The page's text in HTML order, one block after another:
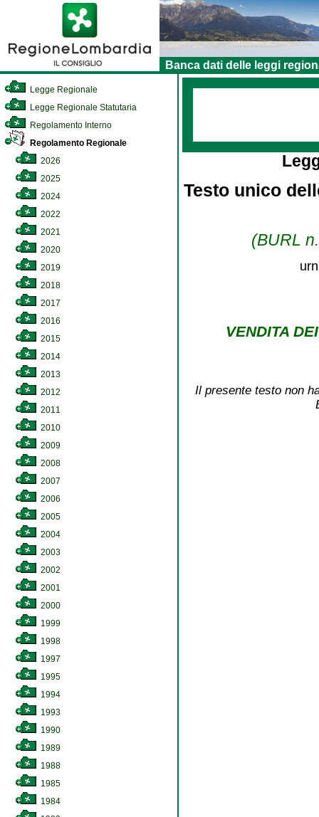
Banca dati delle leggi
Legge Regionale
Legge Regionale Statutaria
Regolamento Interno
Regolamento Regionale
2026
2025
2024
2022
2021
2020
2019
2018
2017
2016
2015
2014
2013
2012
2011
2010
2009
2008
2007
2006
2005
2004
2003
2002
2001
2000
1999
1998
1997
1995
1994
1993
1990
1989
1988
1985
1984
Testo unico
(BURL
VENDITA
Il presente testo non